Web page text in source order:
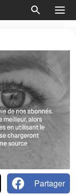
Partager